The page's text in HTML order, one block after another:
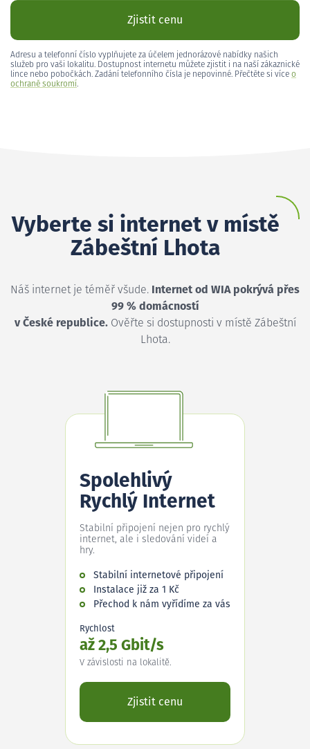
Zjistit cenu
Adresu a telefonní číslo vyplňujete za účelem jednorázové nabídky našich
služeb pro vaši lokalitu. Dostupnost internetu můžete zjistit i na naší zákaznické
lince nebo pobočkách. Zadání telefonního čísla je nepovinné. Přečtěte si více o
ochraně soukromí.
Vyberte si internet v místě
Zábeštní Lhota
Náš internet je téměř všude. Internet od WIA pokrývá přes
99 % domácností
v České republice.Ověřte si dostupnosti v místě Zábeštní
Lhota.
Spolehlivý
Rychlý Internet
Stabilní připojení nejen pro rychlý
internet, ale i sledování videí a
hry.
Stabilní internetové připojení
Instalace již za 1 Kč
Přechod k nám vyřídíme za vás
Rychlost
až 2,5 Gbit/s
V závislosti na lokalitě.
Zjistit cenu